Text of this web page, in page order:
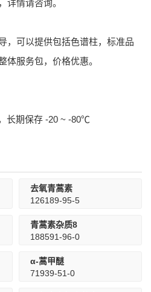
详情请咨询。
，可以提供包括色谱柱，标准品
体服务包，价格优惠。
长期保存 -20 ~ -80℃
去氧青蒿素
126189-95-5
青蒿素杂质8
188591-96-0
α-蒿甲醚
71939-51-0